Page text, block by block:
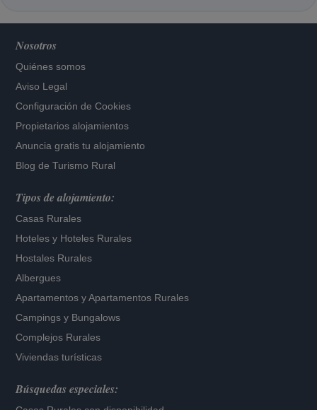
Nosotros
Quiénes somos
Aviso Legal
Configuración de Cookies
Propietarios alojamientos
Anuncia gratis tu alojamiento
Blog de Turismo Rural
Tipos de alojamiento:
Casas Rurales
Hoteles y Hoteles Rurales
Hostales Rurales
Albergues
Apartamentos yApartamentos Rurales
Campings y Bungalows
Complejos Rurales
Viviendas turísticas
Búsquedas especiales: